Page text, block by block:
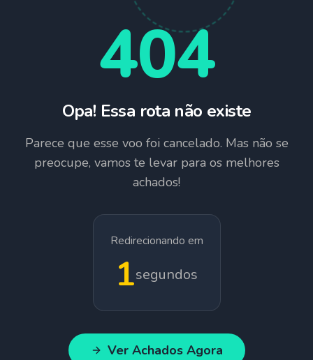
404
Opa! Essa rota não existe
Parece que esse voo foi cancelado. Mas não se
preocupe, vamos te levar para os melhores
achados!
Redirecionando em
1segundos
Ver Achados Agora